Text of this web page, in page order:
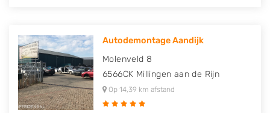
Autodemontage Aandijk
Molenveld 8
6566CK Millingen aan de Rijn
Op 14,39 km afstand